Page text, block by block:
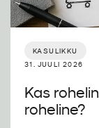
KASULIKKU
31. JUULI 2026
Kas
roheline?